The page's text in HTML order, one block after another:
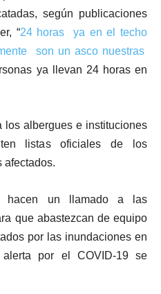
según publicaciones
“24 horas ya en el techo
son un asco nuestras
ya llevan 24 horas en
los albergues e instituciones
listas oficiales de los
afectados.
hacen un llamado a las
que abastezcan de equipo
por las inundaciones en
por el COVID-19 se